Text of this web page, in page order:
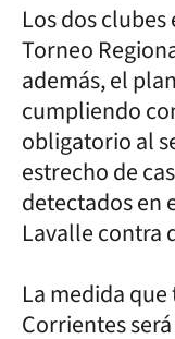
Los dos
Torneo
además, el
cumpliendo
obligatorio al
estrecho de
detectados en
Lavalle contra
La medida
Corrientes